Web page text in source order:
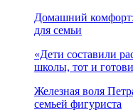
Домашний комфорт:
для семьи
«Дети составили
школы, тот и
Железная воля
семьей фигуриста